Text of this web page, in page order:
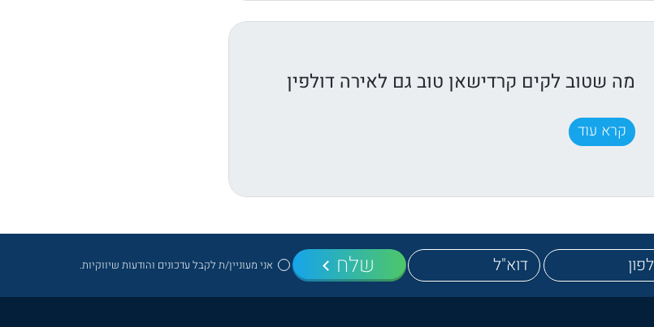
מה שטוב לקים קרדישאן טוב גם לאירה דולפין
קרא עוד
אני מעוניין/ת לקבל עדכונים והודעות שיווקיות. שלח